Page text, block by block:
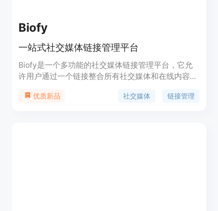
Biofy
一站式社交媒体链接管理平台
Biofy是一个多功能的社交媒体链接管理平台，它允
许用户通过一个链接整合所有社交媒体和在线内容，
短、QR码生成和分析等。Biofy特别适用于内容创作
优质新品 社交媒体 链接管理